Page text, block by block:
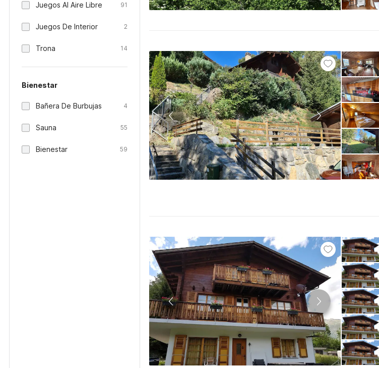
Juegos Al Aire Libre 91
Juegos De Interior 2
Trona 14
Bienestar
Bañera De Burbujas 4
Sauna 55
Bienestar 59